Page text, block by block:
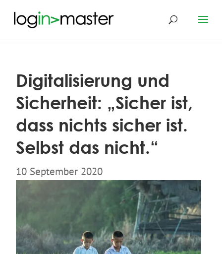
Digitalisierung und
Sicherheit: „Sicher ist,
dass nichts sicher ist.
Selbst das nicht.“
10 September 2020